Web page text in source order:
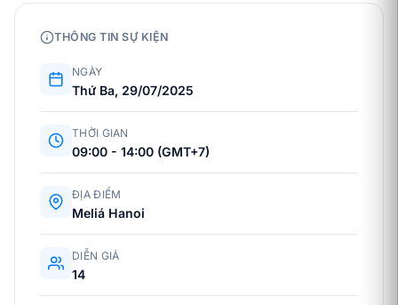
THÔNG TIN SỰ KIỆN
NGÀY
Thứ Ba, 29/07/2025
THỜI GIAN
09:00 - 14:00 (GMT+7)
ĐỊA ĐIỂM
Meliá Hanoi
DIỄN GIẢ
14